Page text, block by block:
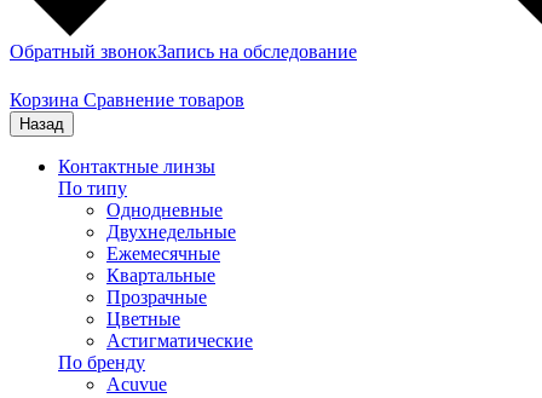
Обратный звонокЗапись на обследование
Корзина Сравнение товаров
Назад
Контактные линзы
По типу
Однодневные
Двухнедельные
Ежемесячные
Квартальные
Прозрачные
Цветные
Астигматические
По бренду
Acuvue